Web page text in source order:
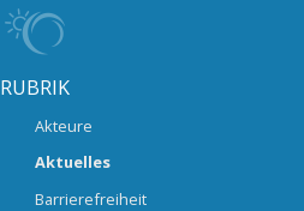
RUBRIK
Akteure
Aktuelles
Barrierefreiheit